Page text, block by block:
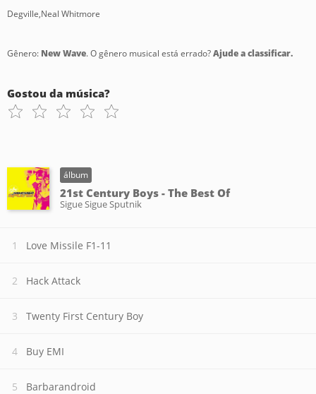
Degville,Neal Whitmore
Gênero: New Wave. O gênero musical está errado?Ajude a classificar.
Gostou da música?
álbum
21st Century Boys - The Best Of
Sigue Sigue Sputnik
Love Missile F1-11
Hack Attack
Twenty First Century Boy
Buy EMI
Barbarandroid